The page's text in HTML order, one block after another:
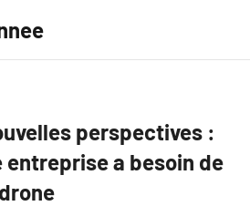
perspectives :
entreprise a besoin de